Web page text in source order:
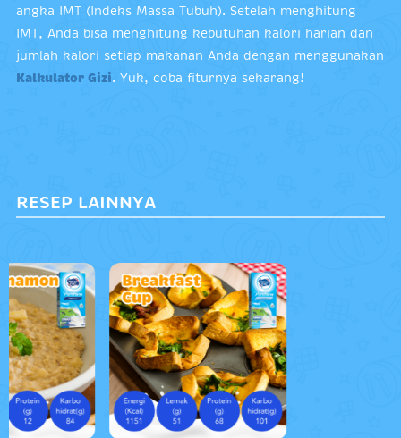
angka IMT (Indeks Massa Tubuh). Setelah menghitung
IMT, Anda bisa menghitung kebutuhan kalori harian dan
jumlah kalori setiap makanan Anda dengan menggunakan
Kalkulator Gizi . Yuk, coba fiturnya sekarang!
RESEP LAINNYA